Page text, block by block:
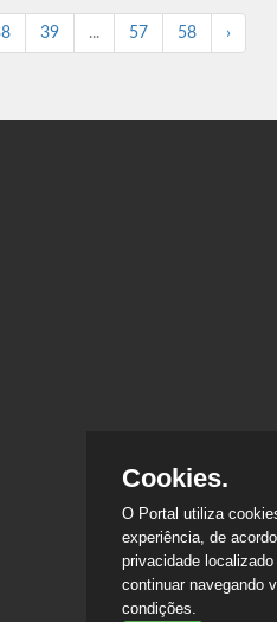
39 ... 57 58 ›
Cookies.
O Portal utiliza
experiência, de
privacidade
continuar navegando
condições.